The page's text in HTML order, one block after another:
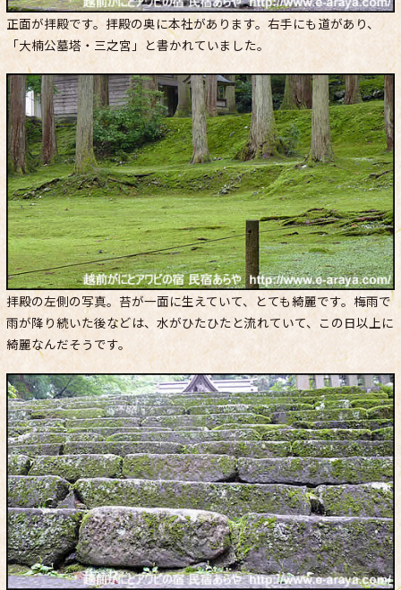
正面が拝殿です。拝殿の奥に本社があります。右手にも道があり、
「大楠公墓塔・三之宮」と書かれていました。
拝殿の左側の写真。苔が一面に生えていて、とても綺麗です。梅雨で
雨が降り続いた後などは、水がひたひたと流れていて、この日以上に
綺麗なんだそうです。